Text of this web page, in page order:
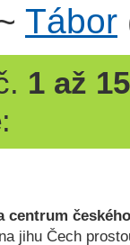
Tábor
1 až 15
:
centrum
jihu Čech